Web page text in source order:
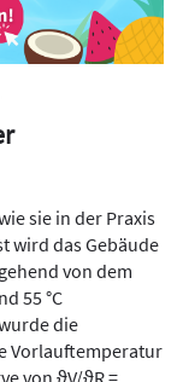
sie in der Praxis
wird das Gebäude
von dem
55 °C
wurde die
Vorlauftemperatur
von ϑV/ϑR =